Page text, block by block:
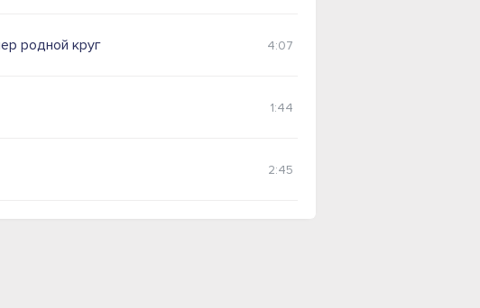
родной круг 4:07
1:44
2:45